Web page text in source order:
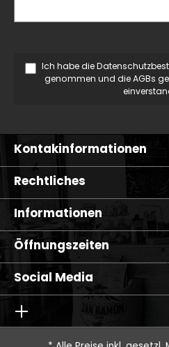
Ich habe die
genommen und dieAGBs
Kontakinformationen
Rechtliches
Informationen
Öffnungszeiten
Social Media